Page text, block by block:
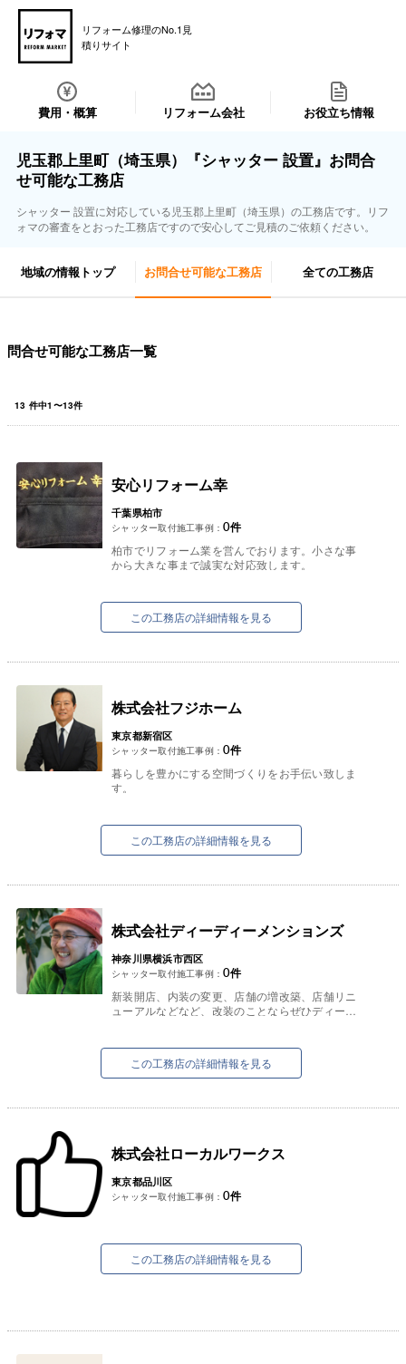
リフォーム修理のNo.1見
積りサイト
費用・概算 リフォーム会社 お役立ち情報
児玉郡上里町（埼玉県）『シャッター 設置』お問合
せ可能な工務店
シャッター 設置に対応している児玉郡上里町（埼玉県）の工務店です。リフ
ォマの審査をとおった工務店ですので安心してご見積のご依頼ください。
地域の情報トップ お問合せ可能な工務店 全ての工務店
問合せ可能な工務店一覧
13 件中1 〜13件
安心リフォーム幸
千葉県柏市
シャッター取付施工事例： 0件
柏市でリフォーム業を営んでおります。小さな事
から大きな事まで誠実な対応致します。
この工務店の詳細情報を見る
株式会社フジホーム
東京都新宿区
シャッター取付施工事例： 0件
暮らしを豊かにする空間づくりをお手伝い致しま
す。
この工務店の詳細情報を見る
株式会社ディーディーメンションズ
神奈川県横浜市西区
シャッター取付施工事例： 0件
新装開店、内装の変更、店舗の増改築、店舗リニ
ューアルなどなど、改装のことならぜひディーデ
この工務店の詳細情報を見る
株式会社ローカルワークス
東京都品川区
シャッター取付施工事例： 0件
この工務店の詳細情報を見る